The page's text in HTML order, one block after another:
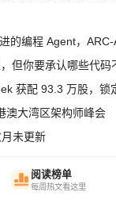
的编程 Agent，
但你要承认哪些代码
获配 93.3 万股，锁
澳大湾区架构师峰会
未更新
阅读榜单
每周热文看这里